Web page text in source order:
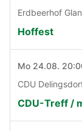
Erdbeerhof
Hoffest
Mo 24.08.
CDU
CDU-Treff /